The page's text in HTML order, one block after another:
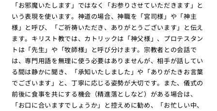
「お邪魔いたします」ではなく「お参りさせていただきます」と
いう表現を使います。神道の場合、神職を「宮司様」や「神主
様」と呼び、「ご祈祷いただき、ありがとうございます」と伝え
ます。キリスト教では、カトリックは「神父様」、プロテスタン
トは「先生」や「牧師様」と呼び分けます。宗教者との会話で
は、専門用語を無理に使う必要はありませんが、相手が話してい
る間は静かに聞き、「承知いたしました」や「ありがたきお言葉
でございます」と、丁寧に応じる姿勢が大切です。また、儀式の
前後に食事を共にする機会（精進落としなど）がある場合は、
「お口に合いますでしょうか」と控えめに勧め、「お忙しい中、